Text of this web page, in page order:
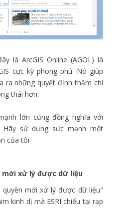
là ArcGIS Online (AGOL) là
cực kỳ phong phú. Nó giúp
ra những quyết định thậm chí
thái hơn.
lớn cũng đồng nghĩa với
Hãy sử dụng sức mạnh một
của tôi.
mới xử lý được dữ liệu
quyền mới xử lý được dữ liệu"
kinh dị mà ESRI chiếu tại rạp